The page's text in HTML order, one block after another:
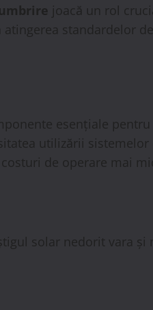
joacă un rol
standardelor
esențiale
utilizării sistemelor
de operare mai
solar nedorit vara și